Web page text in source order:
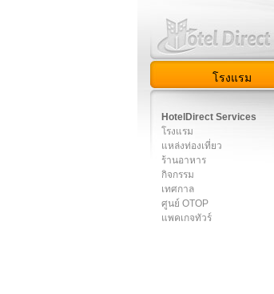
โรงแรม
HotelDirect Services
โรงแรม
แหล่งท่องเที่ยว
ร้านอาหาร
กิจกรรม
เทศกาล
ศูนย์ OTOP
แพคเกจทัวร์